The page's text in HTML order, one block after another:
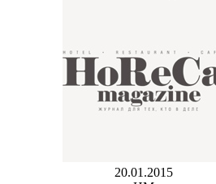
20.01.2015